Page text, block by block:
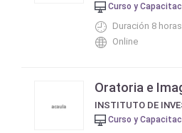
Curso y
Duración 8 horas
Online
Oratoria e
Curso y